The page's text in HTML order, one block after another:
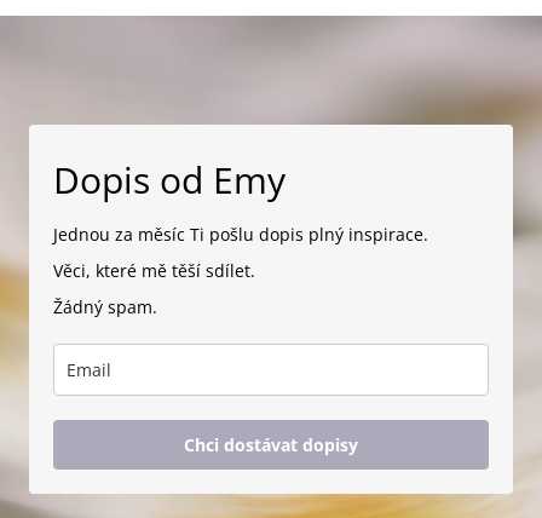
Dopis od Emy
Jednou za měsíc Ti pošlu dopis plný inspirace.
Věci, které mě těší sdílet.
Žádný spam.
Chci dostávat dopisy